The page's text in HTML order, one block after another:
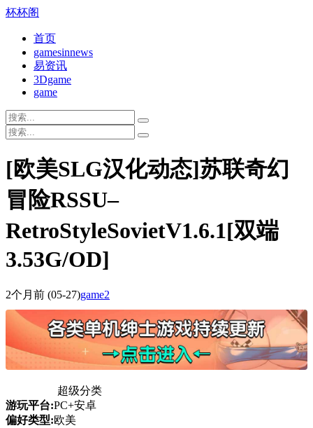
杯杯阁
首页
gamesinnews
易资讯
3Dgame
game
[欧美SLG汉化动态]苏联奇幻
冒险RSSU–
RetroStyleSovietV1.6.1[双端
3.53G/OD]
2个月前 (05-27)game2
超级分类
游玩平台:PC+安卓
偏好类型:欧美